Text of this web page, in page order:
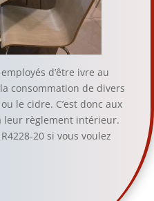
d’être ivre au
consommation de divers
le cidre. C’est donc aux
leur règlement intérieur.
20 si vous voulez